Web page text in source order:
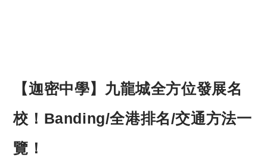
【迦密中學】九龍城全方位發展名
校！Banding/全港排名/交通方法一
覽！